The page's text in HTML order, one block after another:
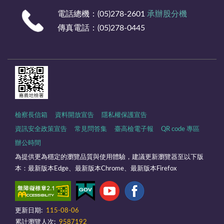
電話總機：(05)278-2601 承辦股分機
傳真電話：(05)278-0445
檢察長信箱 資料開放宣告 隱私權保護宣告
資訊安全政策宣告 常見問答集 臺高檢電子報 QR code 專區
辦公時間
為提供更為穩定的瀏覽品質與使用體驗，建議更新瀏覽器至以下版
本：最新版本Edge、最新版本Chrome、最新版本Firefox
更新日期:
115-08-06
累計瀏覽人次: 9587192